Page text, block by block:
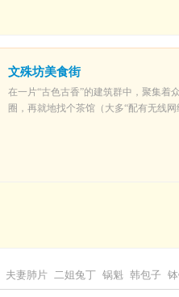
文殊坊美食街
在一片“古色古香”的建筑群中，聚集着
圈，再就地找个茶馆（大多“配有无线
夫妻肺片 二姐兔丁 锅魁 韩包子